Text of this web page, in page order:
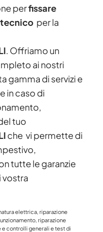
perfissare
tecnico per la
. Offriamo un
ai nostri
gamma di servizi e
in caso di
tuo
che vi permette di
tutte le garanzie
vostra
elettrica, riparazione
riparazione
controlli generali e test di